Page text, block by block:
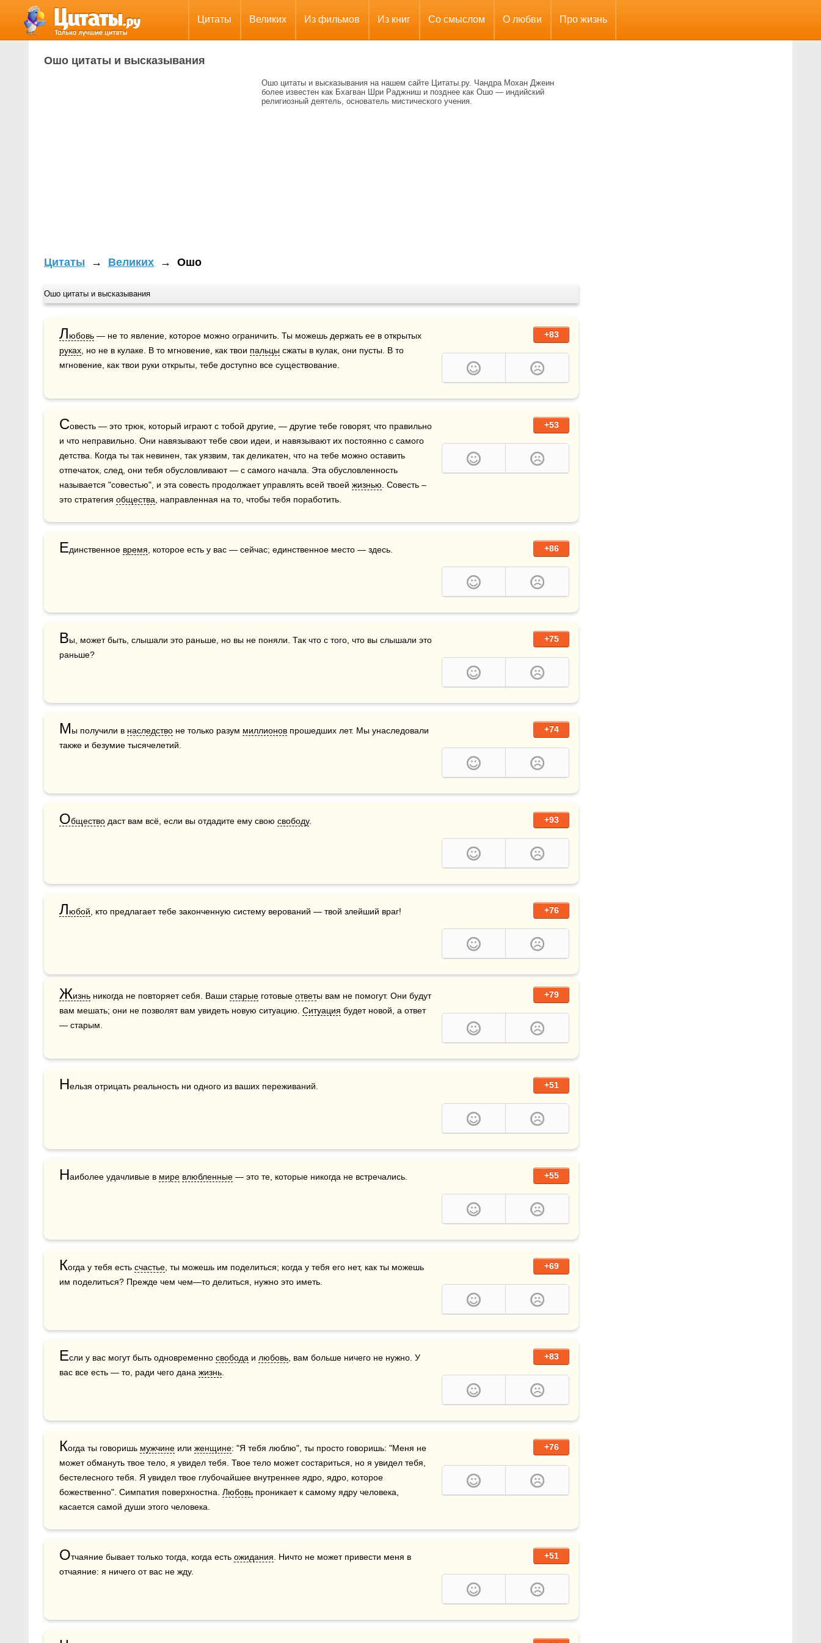
Цитаты Великих Из фильмов Из книг Со смыслом О любви Про жизнь
Ошо цитаты и высказывания
Ошо цитаты и высказывания на нашем сайте Цитаты.ру. Чандра Мохан Джеин
более известен как Бхагван Шри Раджниш и позднее как Ошо — индийский
религиозный деятель, основатель мистического учения.
Цитаты → Великих → Ошо
Ошо цитаты и высказывания
+83
Любовь
руках , но не в кулаке. В то мгновение, как твои пальцы сжаты в кулак, они пусты. В то
мгновение, как твои руки открыты, тебе доступно все существование.
+53
Совесть — это трюк, который играют с тобой другие, — другие тебе говорят, что правильно
и что неправильно. Они навязывают тебе свои идеи, и навязывают их постоянно с самого
детства. Когда ты так невинен, так уязвим, так деликатен, что на тебе можно оставить
отпечаток, след, они тебя обусловливают — с самого начала. Эта обусловленность
называется "совестью", и эта совесть продолжает управлять всей твоей жизнью . Совесть –
это стратегия общества , направленная на то, чтобы тебя поработить.
+86
Единственное время , которое есть у вас — сейчас; единственное место — здесь.
+75
Вы, может быть, слышали это раньше, но вы не поняли. Так что с того, что вы слышали это
раньше?
+74
Мы получили в наследство не только разум миллионов прошедших лет. Мы унаследовали
также и безумие тысячелетий.
+93
Общество даст вам всё, если вы отдадите ему свою свободу.
+76
Любой , кто предлагает тебе законченную систему верований — твой злейший враг!
+79
Жизнь никогда не повторяет себя. Ваши старые готовые ответы вам не помогут. Они будут
вам мешать; они не позволят вам увидеть новую ситуацию. Ситуация будет новой, а ответ
— старым.
+51
Н
+55
Наиболее удачливые в мире влюбленные — это те, которые никогда не встречались.
+69
Когда у тебя есть счастье , ты можешь им поделиться; когда у тебя его нет, как ты можешь
им поделиться? Прежде чем чем—то делиться, нужно это иметь.
+83
Если у вас могут быть одновременно свобода и любовь , вам больше ничего не нужно. У
вас все есть — то, ради чего дана жизнь
+76
Когда ты говоришь мужчине или женщине: "Я тебя люблю", ты просто говоришь: "Меня не
может обмануть твое тело, я увидел тебя. Твое тело может состариться, но я увидел тебя,
бестелесного тебя. Я увидел твое глубочайшее внутреннее ядро, ядро, которое
божественно". Симпатия поверхностна. Любовь проникает к самому ядру человека,
касается самой души этого человека.
+51
Отчаяние бывает только тогда, когда есть ожидания . Ничто не может привести меня в
отчаяние: я ничего от вас не жду.